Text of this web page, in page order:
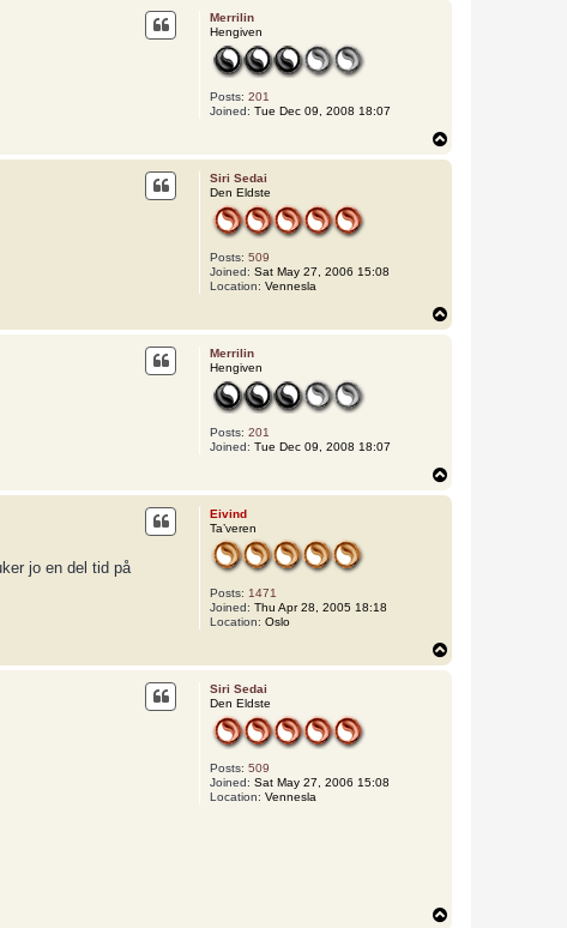
Merrilin
Hengiven
Posts: 201
Joined: Tue Dec 09, 2008 18:07
Siri Sedai
Den Eldste
Posts: 509
Joined: Sat May 27, 2006 15:08
Location: Vennesla
o
Merrilin
Hengiven
Posts: 201
Joined: Tue Dec 09, 2008 18:07
Eivind
Ta’veren
Posts: 1471
Joined: Thu Apr 28, 2005 18:18
Location: Oslo
jo en del tid på
o
Siri Sedai
Den Eldste
Posts: 509
Joined: Sat May 27, 2006 15:08
Location: Vennesla